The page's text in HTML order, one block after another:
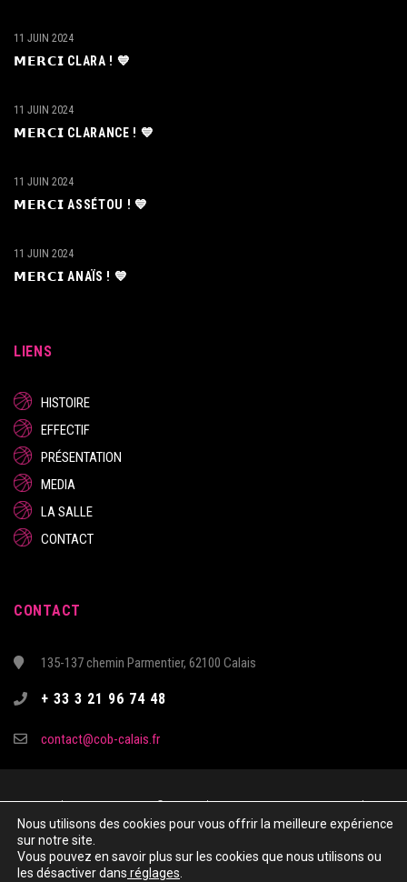
𝗠𝗘𝗥𝗖𝗜 CLARA ! 💙
11 JUIN 2024
𝗠𝗘𝗥𝗖𝗜 CLARANCE ! 💙
11 JUIN 2024
𝗠𝗘𝗥𝗖𝗜 ASSÉTOU ! 💙
11 JUIN 2024
𝗠𝗘𝗥𝗖𝗜 ANAÏS ! 💙
11 JUIN 2024
LIENS
HISTOIRE
EFFECTIF
PRÉSENTATION
MEDIA
LA SALLE
CONTACT
CONTACT
135-137 chemin Parmentier, 62100 Calais
+ 33 3 21 96 74 48
contact@cob-calais.fr
Copyright & Copies – 2021 © COTE D’OPALE CALAIS BASKET - Tous droits
réservés
Site réalisé par Kechkiya
Nous utilisons des cookies pour vous offrir la meilleure expérience
sur notre site.
Vous pouvez en savoir plus sur les cookies que nous utilisons ou
les désactiver dans réglages